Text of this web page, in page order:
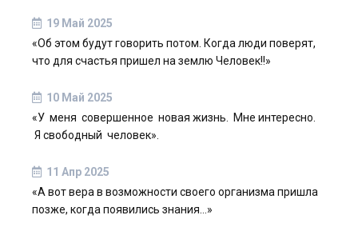
19 Май 2025
«Об этом будут говорить потом. Когда люди поверят,
что для счастья пришел на землю Человек!!»
10 Май 2025
«У меня совершенное новая жизнь. Мне интересно.
Я свободный человек».
11 Апр 2025
«А вот вера в возможности своего организма пришла
позже, когда появились знания…»